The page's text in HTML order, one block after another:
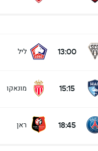
13:00 ליל
15:15 מונאקו
18:45 ראן